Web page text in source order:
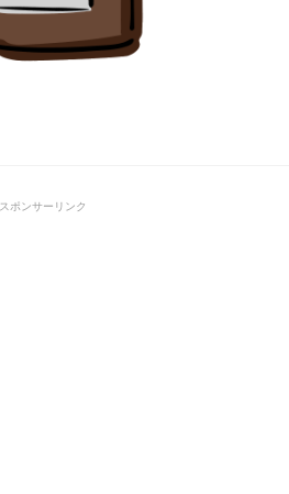
スポンサーリンク